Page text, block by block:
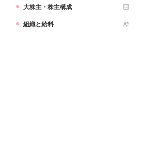
大株主・株主構成
組織と給料